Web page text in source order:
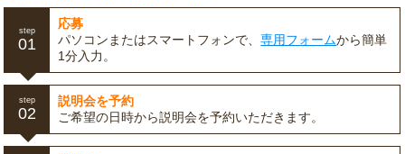
step
01
応募
パソコンまたはスマートフォンで、専用フォームから簡単
1分入力。
step
02
説明会を予約
ご希望の日時から説明会を予約いただきます。